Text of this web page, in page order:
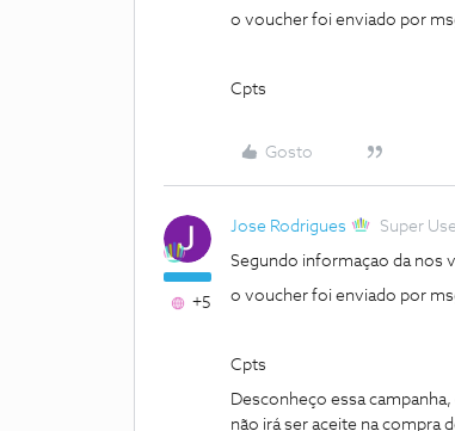
o voucher foi enviado por
Cpts
Gosto
+5
Jose Rodrigues Super
Segundo informaçao da nos
o voucher foi enviado por
Cpts
Desconheço essa
não irá ser aceite na compra